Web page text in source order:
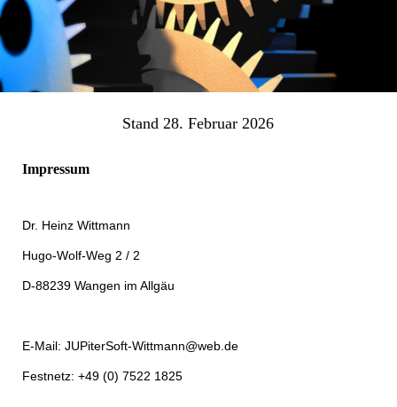
Stand 28. Februar 2026
Impressum
Dr. Heinz Wittmann
Hugo-Wolf-Weg 2 / 2
D-88239 Wangen im Allgäu
E-Mail: JUPiterSoft-Wittmann@web.de
Festnetz: +49 (0) 7522 1825